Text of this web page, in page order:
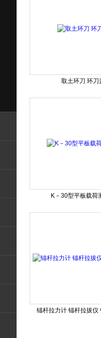
取土环刀 环刀
K－30型平板载荷
锚杆拉力计 锚杆拉拔仪